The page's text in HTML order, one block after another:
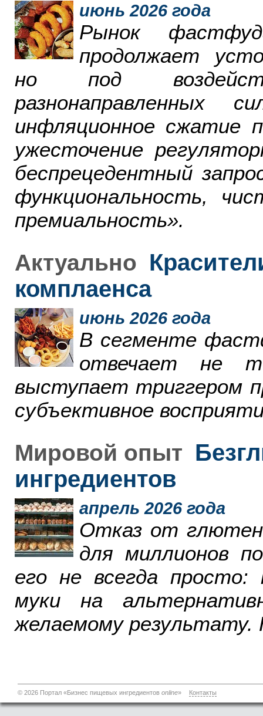
июнь 2026 года
Рынок
продолжает
но под
инфляционное сжатие
ужесточение
беспрецедентный
функциональность,
премиальность».
Актуально
комплаенса
июнь 2026 года
В сегменте
отвечает не
выступает триггером
субъективное
Мировой опыт
ингредиентов
апрель 2026 года
Отказ от
для миллионов
его не всегда просто:
муки на
желаемому результату.
© 2026 Портал «Бизнес пищевых ингредиентов online» Контакты